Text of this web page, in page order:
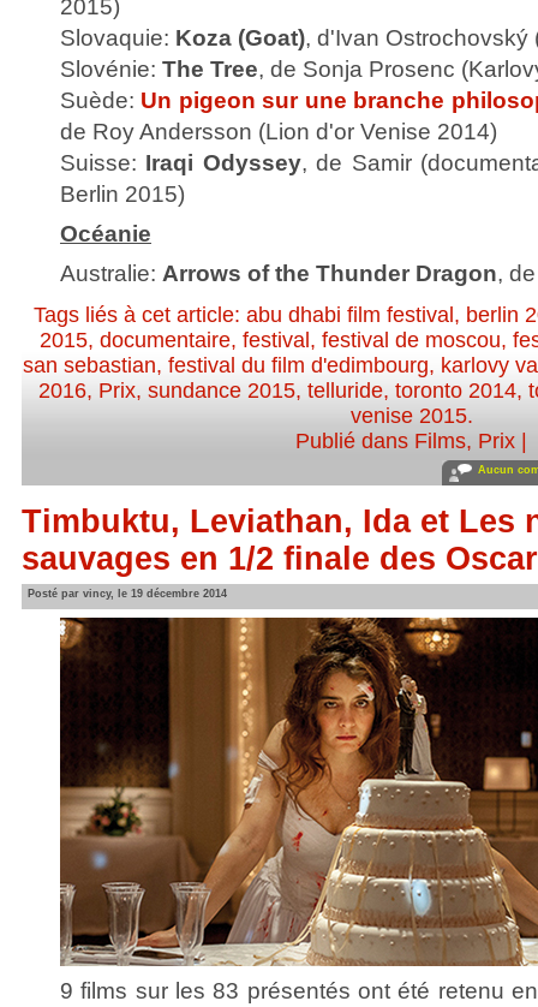
2015)
Slovaquie: Koza (Goat), d'Ivan Ostrochovský
Slovénie: The Tree, de Sonja Prosenc
Suède: Un pigeon sur une branche
de Roy Andersson (Lion d'or Venise 2014)
Suisse: Iraqi Odyssey, de Samir
Berlin 2015)
Océanie
Australie: Arrows of the Thunder Dragon,
Tags liés à cet article: abu dhabi film festival , berlin
2015, documentaire, festival , festival de moscou,
san sebastian, festival du film d'edimbourg, karlovy
2016, Prix,sundance 2015,telluride,toronto 2014,
venise 2015.
Publié dans Films, Prix
Aucun
Timbuktu, Leviathan, Ida et Les
sauvages en 1/2 finale des
Posté par vincy, le 19 décembre 2014
9 films sur les 83 présentés ont été retenu